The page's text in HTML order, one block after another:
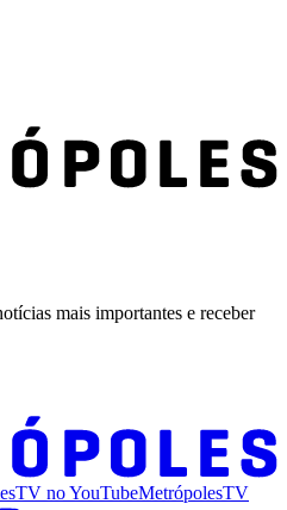
mais importantes e receber
noYouTubeMetrópolesTV